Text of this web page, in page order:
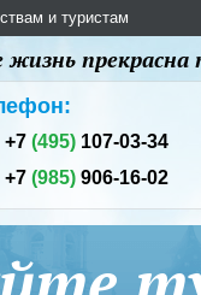
и туристам
жизнь
+7(495) 107-03-34
+7(985) 906-16-02